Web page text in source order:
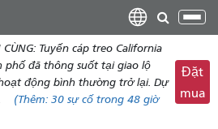
dung
CÙNG: Tuyến cáp treo California
đã thông suốt tại giao lộ
hoạt động bình thường trở lại. Dự
(Thêm: 30 sự cố trong 48 giờ
Đặt
mua